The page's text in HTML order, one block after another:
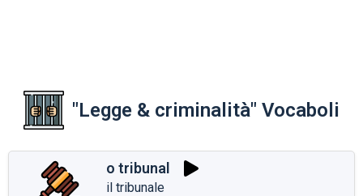
"Legge & criminalità" Vocaboli
o tribunal
il tribunale